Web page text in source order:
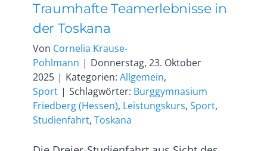
Traumhafte Teamerlebnisse in
der Toskana
Von Cornelia Krause-
Pohlmann | Donnerstag, 23. Oktober
2025 | Kategorien: Allgemein,
Sport | Schlagwörter: Burggymnasium
Friedberg (Hessen), Leistungskurs, Sport,
Studienfahrt, Toskana